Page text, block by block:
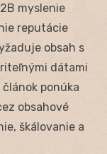
myslenie
reputácie
obsah s
dátami
ponúka
obsahové
škálovanie a